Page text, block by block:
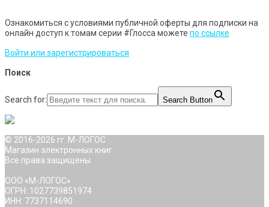
Ознакомиться с условиями публичной оферты для подписки на
онлайн доступ к томам серии #Глосса можете по ссылке
Войти или зарегистрироваться
Поиск
Search for: Search Button
© 2016-2026 гг. М-ЛОГОС
Магазин электронных книг
Все права защищены
ООО «М-ЛОГОС»
ОГРН: 1027739851974
ИНН: 7737114690